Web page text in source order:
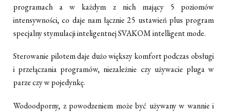
programach a w każdym z nich mający 5 poziomów
intensywności, co daje nam łącznie 25 ustawień plus program
specjalny stymulacji inteligentnej SVAKOM intelligent mode.
Sterowanie pilotem daje dużo większy komfort podczas obsługi
i przełączania programów, niezależnie czy używacie pluga w
parze czy w pojedynkę.
Wodoodporny, z powodzeniem może być używany w wannie i